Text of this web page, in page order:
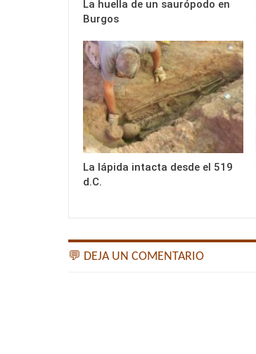
La huella de un saurópodo en
Burgos
La lápida intacta desde el 519
d.C.
💬 DEJA UN COMENTARIO